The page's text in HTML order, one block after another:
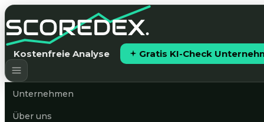
Kostenfreie Analyse Gratis KI-Check
Unternehmen
Über uns